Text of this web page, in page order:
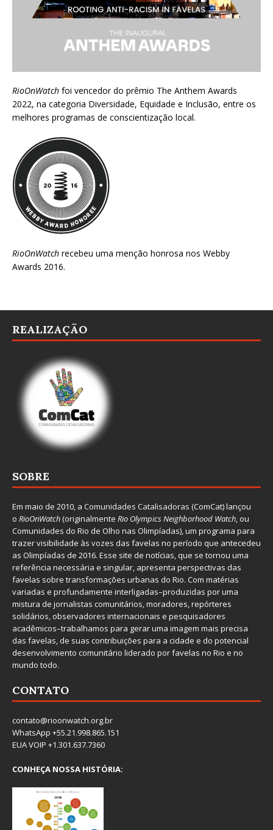
RioOnWatch foi vencedor do prêmio The Anthem Awards
2022, na categoria Diversidade, Equidade e Inclusão, entre os
melhores programas de conscientização local.
RioOnWatch recebeu uma menção honrosa nos Webby
Awards 2016.
REALIZAÇÃO
SOBRE
Em maio de 2010, a Comunidades Catalisadoras (ComCat) lançou
o RioOnWatch(originalmente Rio Olympics Neighborhood Watch, ou
Comunidades do Rio de Olho nas Olimpíadas), um programa para
trazer visibilidade às vozes das favelas no período que antecedeu
as Olimpíadas de 2016. Esse site de notícias, que se tornou uma
referência necessária e singular, apresenta perspectivas das
favelas sobre transformações urbanas do Rio. Com matérias
variadas e profundamente interligadas–produzidas por uma
mistura de jornalistas comunitários, moradores, repórteres
solidários, observadores internacionais e pesquisadores
acadêmicos–trabalhamos para gerar uma imagem mais precisa
das favelas, de suas contribuições para a cidade e do potencial
desenvolvimento comunitário liderado por favelas no Rio e no
mundo todo.
CONTATO
contato@rioonwatch.org.br
WhatsApp +55.21.998.865.151
EUA VOIP +1.301.637.7360
CONHEÇA NOSSA HISTÓRIA: